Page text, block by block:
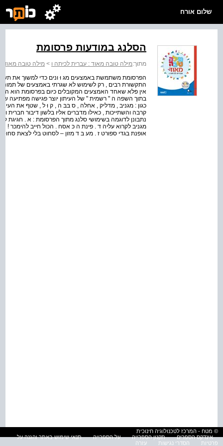
שלום אורח
הסלנג במודעות פרסומת
מתוך:מילה טובה מאוד : עברית לכיתה ו > מילה טובה מאוד
הפרסומת משתמשת באמצעים מג וּ ונים כדי למשוך את
התקשורת רבים , רק לשימוש לא שגרתי באמצעים של תמונות ,
אין פלא שאחד האמצעים המקובלים כיום בפרסומת הוא
בתוך השפה ה " רשמית " של העיתון יוצר פגישה מפתיעה
כגון : מגניב , מדליק , אחלה , ס בּבּ ה , ק וּ ל , שטף את
קרבה והשתייכות , כאילו מדברים אליו בלשון דיבור חברית
נתבונן לדוגמה בשימושי סלנג מתוך הפרסומת : א . חגיגת
מגניב לקרוא עליה ד . פינת ה כּ אסח . הכול חייב להימכר !
אופנת בגדי ספורט ז . מע בּ ד מזון – לסחוט בלי לצאת סחוט ח .
© מטח - המרכז לטכנולוגיה חינוכית
אינדקס הספרים
תקנון הספרייה על הספרייה
תנאי שימוש באתר והגנה על
פרטיות
הסדרי נגישות עזרה